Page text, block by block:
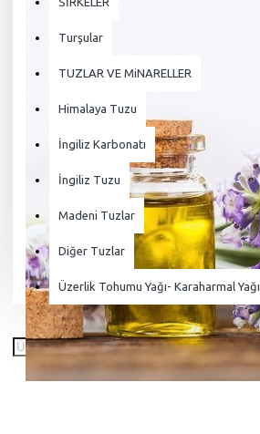
Turşular
TUZLAR VE MiNARELLER
Himalaya Tuzu
İngiliz Karbonatı
İngiliz Tuzu
Madeni Tuzlar
Diğer Tuzlar
Üzerlik Tohumu Yağı- Karaharmal Yağı